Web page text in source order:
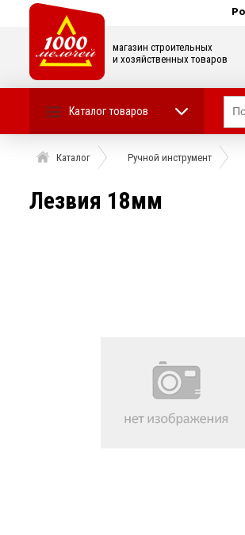
магазин строительных
и хозяйственных товаров
Каталог товаров
Каталог Ручной инструмент
Лезвия 18мм